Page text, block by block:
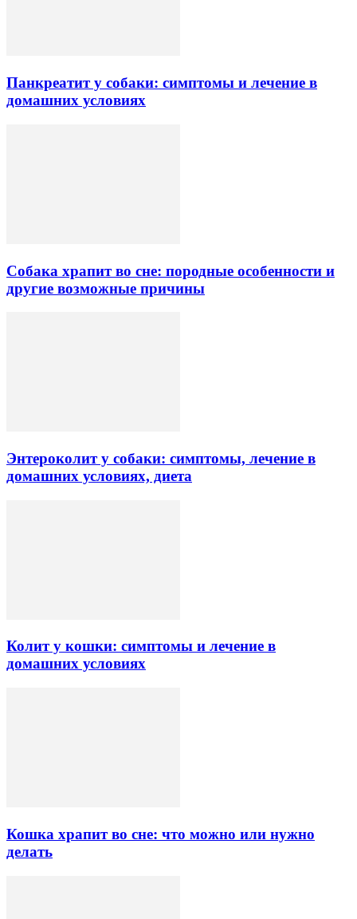
Панкреатит у собаки: симптомы и лечение в
домашних условиях
Собака храпит во сне: породные особенности и
другие возможные причины
Энтероколит у собаки: симптомы, лечение в
домашних условиях, диета
Колит у кошки: симптомы и лечение в
домашних условиях
Кошка храпит во сне: что можно или нужно
делать